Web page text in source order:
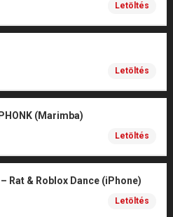
Letöltés
Letöltés
(Marimba)
Letöltés
Rat & Roblox Dance (iPhone)
Letöltés